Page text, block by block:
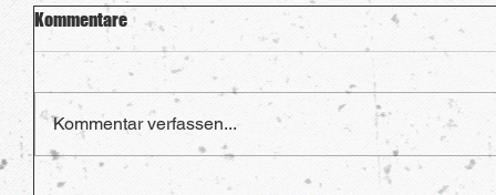
Kommentare
Kommentar verfassen...